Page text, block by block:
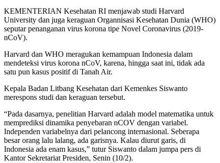
KEMENTERIAN Kesehatan RI menjawab studi Harvard
University dan juga keraguan Organnisasi Kesehatan Dunia (WHO)
seputar penanganan virus korona tipe Novel Coronavirus (2019-
nCoV).
Harvard dan WHO meragukan kemampuan Indonesia dalam
mendeteksi virus korona nCoV, karena, hingga saat ini, tidak ada
satu pun kasus positif di Tanah Air.
Kepala Badan Litbang Kesehatan dari Kemenkes Siswanto
merespons studi dan keraguan tersebut.
“Pada dasarnya, penelitian Harvard adalah model matematika untuk
memprediksi dinamika penyebaran nCOV dengan variabel.
Independen variabelnya dari pelancong internasional. Seberapa
besar orang lalu lalang, ada garisnya. Kalau diurut garis, di
Indonesia ada enam kasus,” tutur Siswanto dalam jumpa pers di
Kantor Sekretariat Presiden, Senin (10/2).